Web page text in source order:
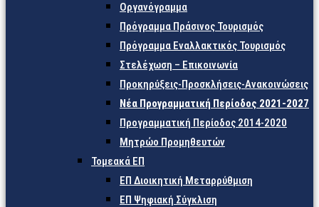
Οργανόγραμμα
Πρόγραμμα Πράσινος Τουρισμός
Πρόγραμμα Εναλλακτικός Τουρισμός
Στελέχωση – Επικοινωνία
Προκηρύξεις-Προσκλήσεις-Ανακοινώσεις
Νέα Προγραμματική Περίοδος 2021-2027
Προγραμματική Περίοδος 2014-2020
Μητρώο Προμηθευτών
Τομεακά ΕΠ
ΕΠ Διοικητική Μεταρρύθμιση
ΕΠ Ψηφιακή Σύγκλιση